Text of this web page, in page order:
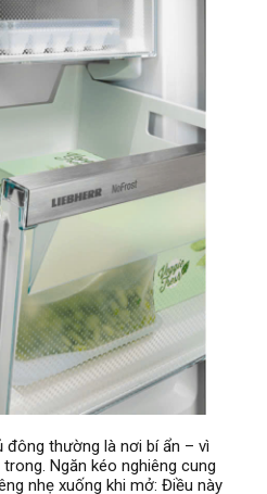
đông thường là nơi bí ẩn – vì
Ngăn kéo nghiêng cung
nhẹ xuống khi mở: Điều này